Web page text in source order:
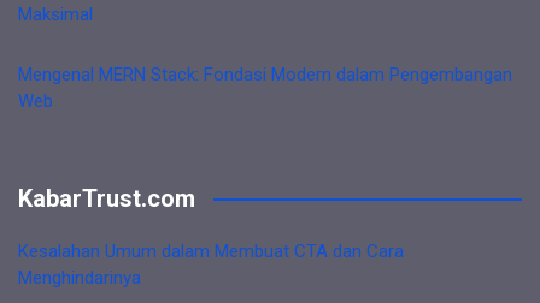
Maksimal
Mengenal MERN Stack: Fondasi Modern dalam Pengembangan
Web
KabarTrust.com
Kesalahan Umum dalam Membuat CTA dan Cara
Menghindarinya